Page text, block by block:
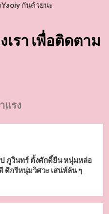
Yaoiyกันด้วยนะ
รา เพื่อติดตาม
แรง
ป ภูวินทร์ ตั้งศักดิ์ยืน หนุ่มหล่อ
ดีกรีหนุ่มวิศวะ เสน่ห์ล้น ๆ